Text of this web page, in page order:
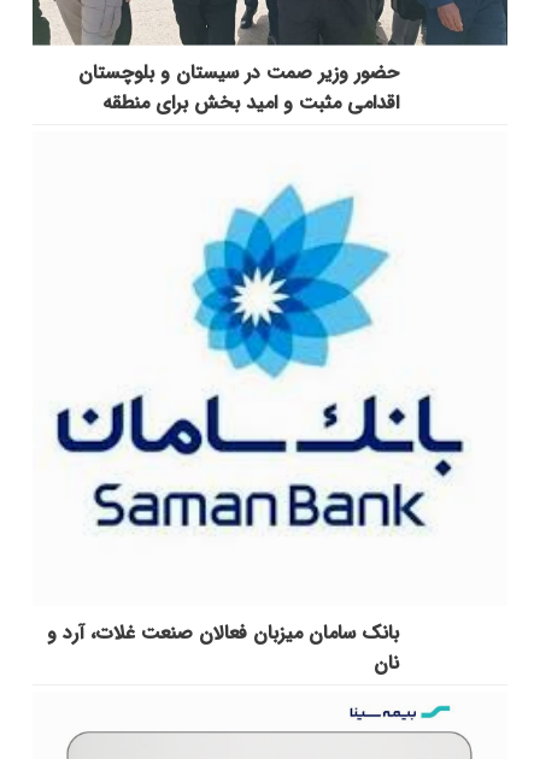
حضور وزیر صمت در سیستان و بلوچستان
اقدامی مثبت و امید بخش برای منطقه
بانک سامان میزبان فعالان صنعت غلات، آرد و
نان